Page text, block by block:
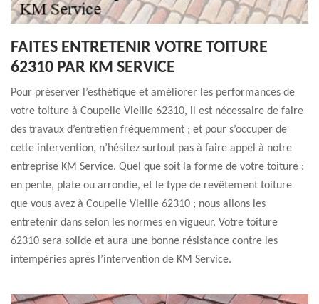
FAITES ENTRETENIR VOTRE TOITURE
62310 PAR KM SERVICE
Pour préserver l’esthétique et améliorer les performances de
votre toiture à Coupelle Vieille 62310, il est nécessaire de faire
des travaux d’entretien fréquemment ; et pour s’occuper de
cette intervention, n’hésitez surtout pas à faire appel à notre
entreprise KM Service. Quel que soit la forme de votre toiture :
en pente, plate ou arrondie, et le type de revêtement toiture
que vous avez à Coupelle Vieille 62310 ; nous allons les
entretenir dans selon les normes en vigueur. Votre toiture
62310 sera solide et aura une bonne résistance contre les
intempéries après l’intervention de KM Service.